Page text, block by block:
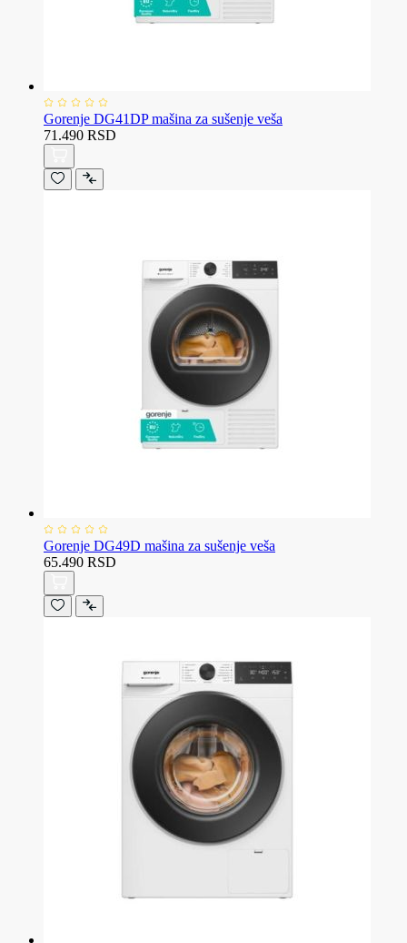
Gorenje DG41DP mašina za sušenje veša
71.490 RSD
Gorenje DG49D mašina za sušenje veša
65.490 RSD